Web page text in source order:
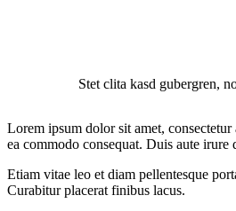
Stet clita kasd gubergren,
Lorem ipsum dolor sit amet,
ea commodo consequat. Duis aute
Etiam vitae leo et diam pellentesque
Curabitur placerat finibus lacus.